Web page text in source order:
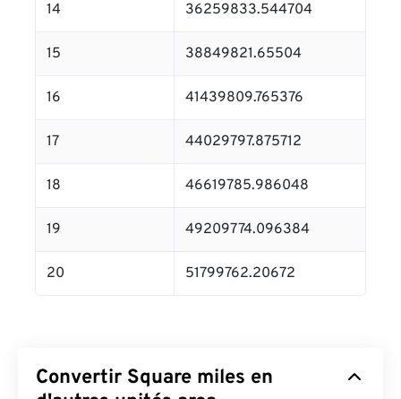
14 36259833.544704
15 38849821.65504
16 41439809.765376
17 44029797.875712
18 46619785.986048
19 49209774.096384
20 51799762.20672
Convertir Square miles en